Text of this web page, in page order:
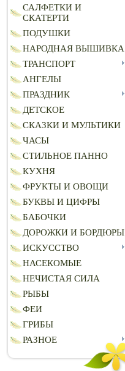
САЛФЕТКИ И
СКАТЕРТИ
ПОДУШКИ
НАРОДНАЯ ВЫШИВКА
ТРАНСПОРТ
АНГЕЛЫ
ПРАЗДНИК
ДЕТСКОЕ
СКАЗКИ И МУЛЬТИКИ
ЧАСЫ
СТИЛЬНОЕ ПАННО
КУХНЯ
ФРУКТЫ И ОВОЩИ
БУКВЫ И ЦИФРЫ
БАБОЧКИ
ДОРОЖКИ И БОРДЮРЫ
ИСКУССТВО
НАСЕКОМЫЕ
НЕЧИСТАЯ СИЛА
РЫБЫ
ФЕИ
ГРИБЫ
РАЗНОЕ